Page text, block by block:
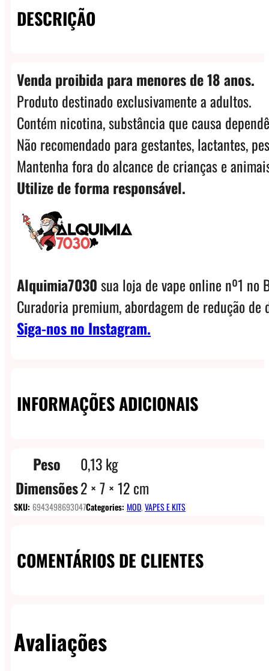
DESCRIÇÃO
Venda proibida para menores de 18 anos.
Produto destinado exclusivamente a adultos.
Contém nicotina, substância que causa
Não recomendado para gestantes, lactantes,
Mantenha fora do alcance de crianças e
Utilize de forma responsável.
Alquimia7030sua loja de vape online nº1 no
Curadoria premium, abordagem de redução
Siga-nos no Instagram.
INFORMAÇÕES ADICIONAIS
Peso
0,13 kg
Dimensões2 × 7 × 12 cm
SKU: 6943498693047Categories: MOD,VAPES E KITS
COMENTÁRIOS DE CLIENTES
Avaliações